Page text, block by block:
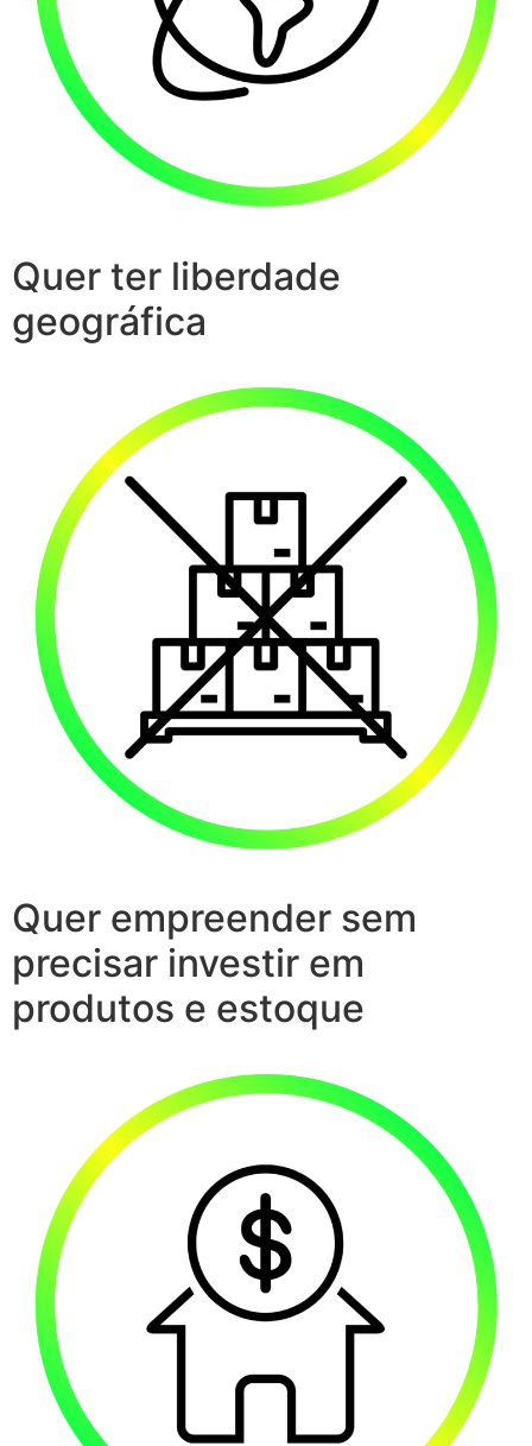
Quer ter liberdade
geográfica
Quer empreender sem
precisar investir em
produtos e estoque